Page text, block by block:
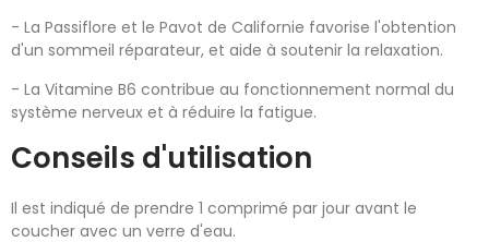
- La Passiflore et le Pavot de Californie favorise l'obtention
d'un sommeil réparateur, et aide à soutenir la relaxation.
- La Vitamine B6 contribue au fonctionnement normal du
système nerveux et à réduire la fatigue.
Conseils d'utilisation
Il est indiqué de prendre 1 comprimé par jour avant le
coucher avec un verre d'eau.